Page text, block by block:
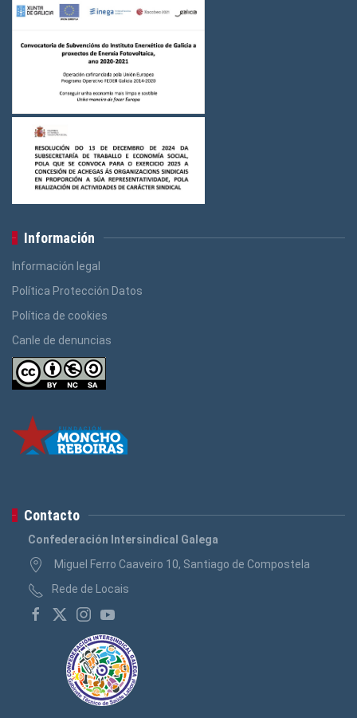
Información
Información legal
Política Protección Datos
Política de cookies
Canle de denuncias
Contacto
Confederación Intersindical Galega
Miguel Ferro Caaveiro 10, Santiago de Compostela
Rede de Locais